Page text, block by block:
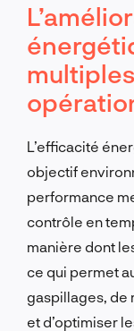
L’efficacité
objectif
performance
contrôle en
manière dont
ce qui permet
gaspillages, de
et d’optimiser